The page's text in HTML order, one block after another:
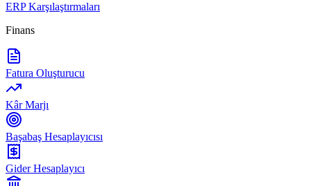
ERP Karşılaştırmaları
Finans
Fatura Oluşturucu
Kâr Marjı
Başabaş Hesaplayıcısı
Gider Hesaplayıcı